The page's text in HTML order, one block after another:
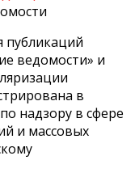
публикаций
ведомости» и
в
надзору в сфере
и массовых